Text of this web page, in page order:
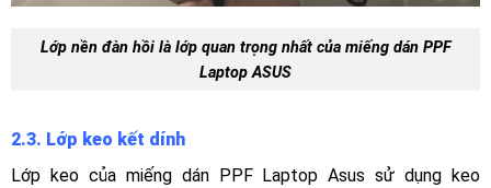
Lớp nền đàn hồi là lớp quan trọng nhất của miếng dán PPF
Laptop ASUS
2.3. Lớp keo kết dính
Lớp keo của miếng dán PPF Laptop Asus sử dụng keo